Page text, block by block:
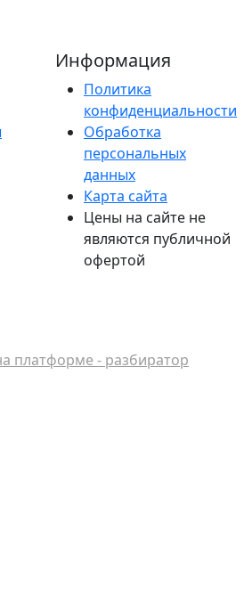
Информация
Политика
конфиденциальности
Обработка
персональных
данных
Карта сайта
Цены на сайте не
являются публичной
офертой
платформе - разбиратор